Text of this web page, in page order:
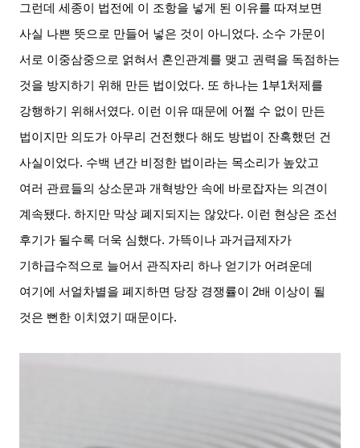
그런데 세종이 법전에 이 조항을 넣게 된 이유를 따져보면
사실 나쁜 뜻으로 만들어 넣은 것이 아니었다. 소수 가문이
서로 이중삼중으로 얽혀서 혼인관계를 맺고 권력을 독점하는
것을 방지하기 위해 만든 법이었다. 또 하나는 1부1처제를
강행하기 위해서였다. 이런 이유 때문에 어쩔 수 없이 만든
법이지만 의도가 아무리 건전했다 해도 방법이 잔혹했던 건
사실이었다. 수백 년간 비정한 법이라는 목소리가 높았고
여러 관료들의 상소문과 개혁방안 속에 바로잡자는 의견이
계속됐다.하지만 막상 폐지되지는 않았다. 이런 현상은 조선
후기가 될수록 더욱 심했다. 가뜩이나 과거급제자가
기하급수적으로 늘어서 관직자리 하나 얻기가 어려운데
여기에 서얼차별을 폐지하면 당장 경쟁률이 2배 이상이 될
것은 뻔한 이치였기 때문이다.